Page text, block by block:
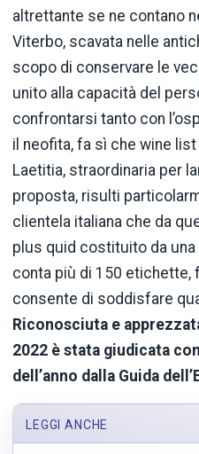
altrettante se ne contano
Viterbo, scavata nelle
scopo di conservare le
unito alla capacità del
confrontarsi tanto con
il neofita, fa sì che wine
Laetitia, straordinaria per
proposta, risulti
clientela italiana che da
plus quid costituito da
conta più di 150 etichette,
consente di soddisfare
Riconosciuta e
2022 è stata giudicata
dell’anno dalla Guida
LEGGI ANCHE